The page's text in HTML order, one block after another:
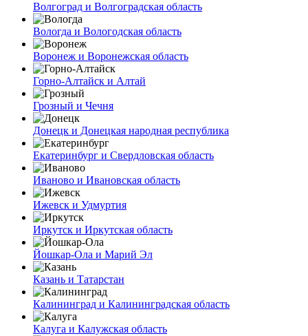
Волгоград и Волгоградская область
Вологда и Вологодская область
Воронеж и Воронежская область
Горно-Алтайск и Алтай
Грозный и Чечня
Донецк и Донецкая народная республика
Екатеринбург и Свердловская область
Иваново и Ивановская область
Ижевск и Удмуртия
Иркутск и Иркутская область
Йошкар-Ола и Марий Эл
Казань и Татарстан
Калининград и Калининградская область
Калуга и Калужская область